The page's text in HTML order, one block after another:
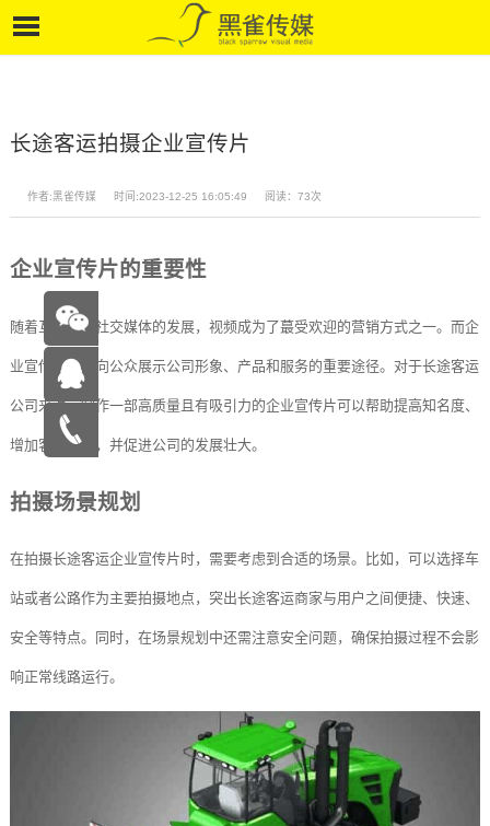
长途客运拍摄企业宣传片
作者:黑雀传媒 时间:2023-12-25 16:05:49 阅读：73次
企业宣传片的重要性
随着互联网和社交媒体的发展，视频成为了蕞受欢迎的营销方式之一。而企
业宣传片则是向公众展示公司形象、产品和服务的重要途径。对于长途客运
公司来说，制作一部高质量且有吸引力的企业宣传片可以帮助提高知名度、
增加客户数量，并促进公司的发展壮大。
拍摄场景规划
在拍摄长途客运企业宣传片时，需要考虑到合适的场景。比如，可以选择车
站或者公路作为主要拍摄地点，突出长途客运商家与用户之间便捷、快速、
安全等特点。同时，在场景规划中还需注意安全问题，确保拍摄过程不会影
响正常线路运行。
在线咨